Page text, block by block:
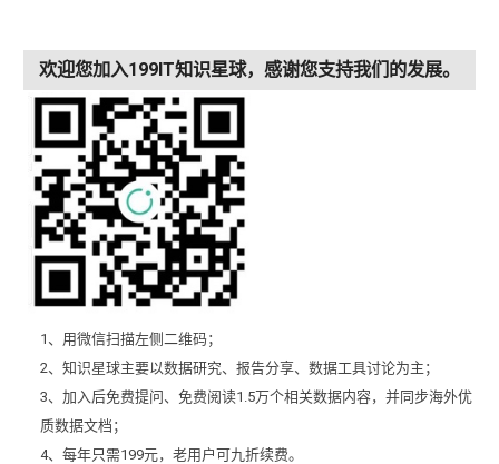
欢迎您加入199IT知识星球，感谢您支持我们的发展。
1、用微信扫描左侧二维码；
2、知识星球主要以数据研究、报告分享、数据工具讨论为主；
3、加入后免费提问、免费阅读1.5万个相关数据内容，并同步海外优
质数据文档；
4、每年只需199元，老用户可九折续费。